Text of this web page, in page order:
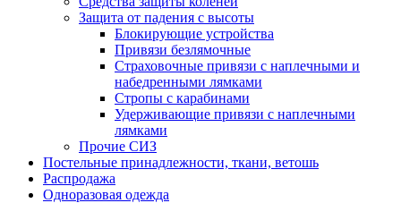
Защита от падения с высоты
Блокирующие устройства
Привязи безлямочные
Страховочные привязи с наплечными и
набедренными лямками
Стропы с карабинами
Удерживающие привязи с наплечными
лямками
Прочие СИЗ
Постельные принадлежности, ткани, ветошь
Распродажа
Одноразовая одежда